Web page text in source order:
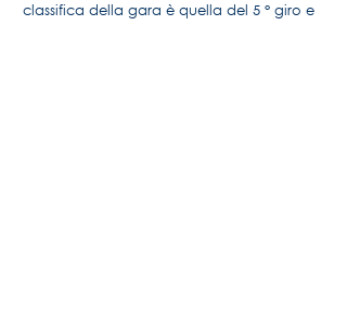
classifica della gara è quella del 5 ° giro e